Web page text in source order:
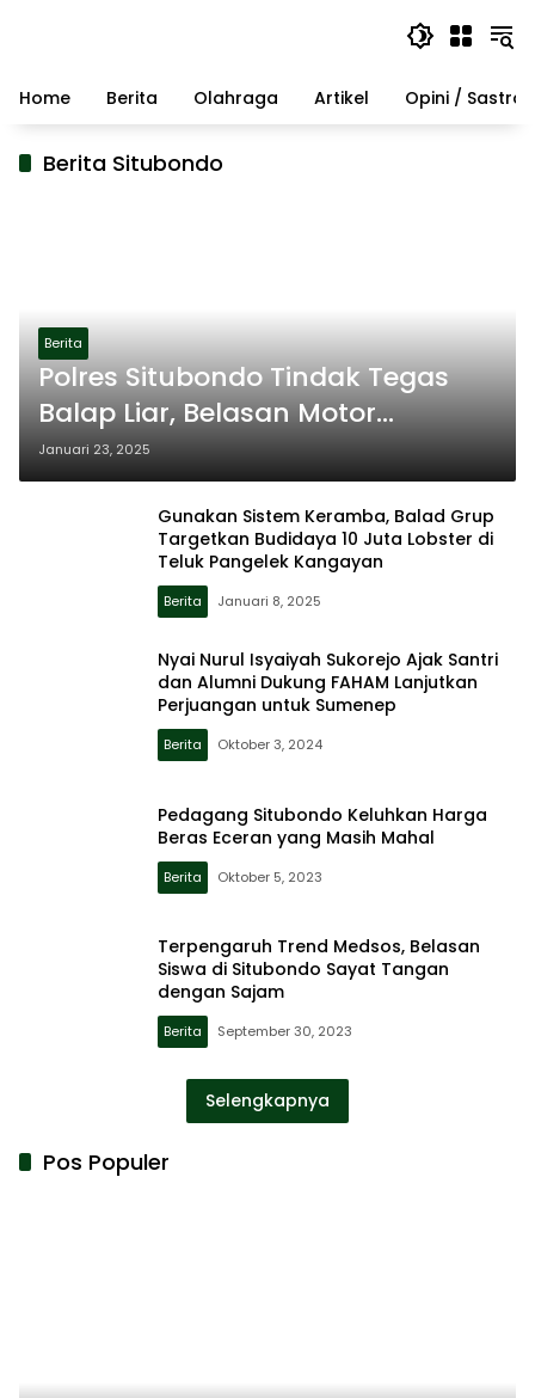
Home
Berita Olahraga Artikel Opini / Sastra
Berita Situbondo
Berita
Polres Situbondo Tindak Tegas
Balap Liar, Belasan Motor
Diamankan
Januari 23, 2025
Gunakan Sistem Keramba, Balad Grup
Targetkan Budidaya 10 Juta Lobster di
Teluk Pangelek Kangayan
Berita Januari 8, 2025
Nyai Nurul Isyaiyah Sukorejo Ajak Santri
dan Alumni Dukung FAHAM Lanjutkan
Perjuangan untuk Sumenep
Berita Oktober 3, 2024
Pedagang Situbondo Keluhkan Harga
Beras Eceran yang Masih Mahal
Berita Oktober 5, 2023
Terpengaruh Trend Medsos, Belasan
Siswa di Situbondo Sayat Tangan
dengan Sajam
Berita September 30, 2023
Selengkapnya
Pos Populer